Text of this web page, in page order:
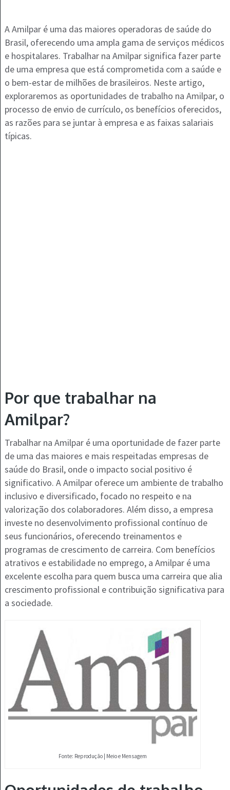
A Amilpar é uma das maiores operadoras de saúde do
Brasil, oferecendo uma ampla gama de serviços médicos
e hospitalares. Trabalhar na Amilpar significa fazer parte
de uma empresa que está comprometida com a saúde e
o bem-estar de milhões de brasileiros. Neste artigo,
exploraremos as oportunidades de trabalho na Amilpar, o
processo de envio de currículo, os benefícios oferecidos,
as razões para se juntar à empresa e as faixas salariais
típicas.
Por que trabalhar na
Amilpar?
Trabalhar na Amilpar é uma oportunidade de fazer parte
de uma das maiores e mais respeitadas empresas de
saúde do Brasil, onde o impacto social positivo é
significativo. A Amilpar oferece um ambiente de trabalho
inclusivo e diversificado, focado no respeito e na
valorização dos colaboradores. Além disso, a empresa
investe no desenvolvimento profissional contínuo de
seus funcionários, oferecendo treinamentos e
programas de crescimento de carreira. Com benefícios
atrativos e estabilidade no emprego, a Amilpar é uma
excelente escolha para quem busca uma carreira que alia
crescimento profissional e contribuição significativa para
a sociedade.
Fonte: Reprodução | Meio e Mensagem